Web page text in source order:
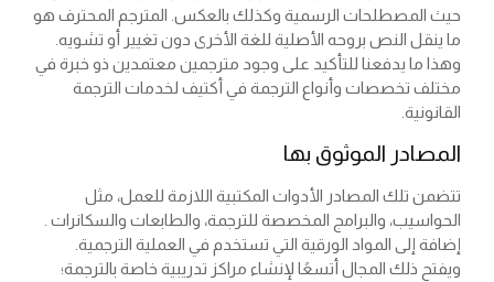
حيث المصطلحات الرسمية وكذلك بالعكس. المترجم المحترف هو
ما ينقل النص بروحه الأصلية للغة الأخرى دون تغيير أو تشويه.
وهذا ما يدفعنا للتأكيد على وجود مترجمين معتمدين ذو خبرة في
مختلف تخصصات وأنواع الترجمة في أكتيف لخدمات الترجمة
القانونية.
المصادر الموثوق بها
تتضمن تلك المصادر الأدوات المكتبية اللازمة للعمل، مثل
الحواسيب، والبرامج المخصصة للترجمة، والطابعات والسكانرات .
إضافة إلى المواد الورقية التي تستخدم في العملية الترجمية.
ويفتح ذلك المجال أتسعًا لإنشاء مراكز تدريبية خاصة بالترجمة؛